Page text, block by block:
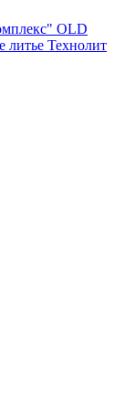
OLD
литье Технолит